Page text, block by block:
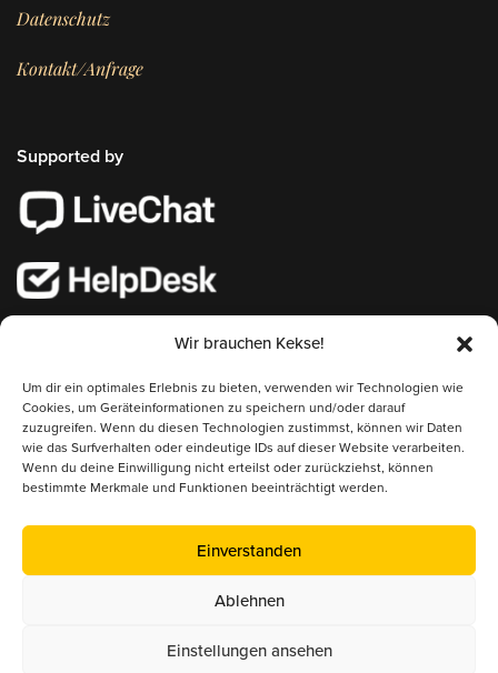
Wir brauchen Kekse!
Um dir ein optimales Erlebnis zu bieten, verwenden wir Technologien wie
Cookies, um Geräteinformationen zu speichern und/oder darauf
zuzugreifen. Wenn du diesen Technologien zustimmst, können wir Daten
wie das Surfverhalten oder eindeutige IDs auf dieser Website verarbeiten.
Wenn du deine Einwilligung nicht erteilst oder zurückziehst, können
bestimmte Merkmale und Funktionen beeinträchtigt werden.
Einverstanden
Ablehnen
Einstellungen ansehen
Datenschutz
Kontakt/Anfrage
Supported by
Österreichischer Erwerbsimkerbund (ÖEIB)
www.erwerbsimkerbund.at
www.berufsimker.de
Österreichischer Imkerbund (ÖIB)